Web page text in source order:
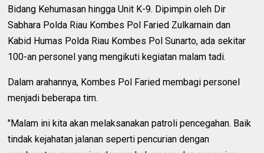
Bidang Kehumasan hingga Unit K-9. Dipimpin oleh Dir
Sabhara Polda Riau Kombes Pol Faried Zulkarnain dan
Kabid Humas Polda Riau Kombes Pol Sunarto, ada sekitar
100-an personel yang mengikuti kegiatan malam tadi.
Dalam arahannya, Kombes Pol Faried membagi personel
menjadi beberapa tim.
"Malam ini kita akan melaksanakan patroli pencegahan. Baik
tindak kejahatan jalanan seperti pencurian dengan